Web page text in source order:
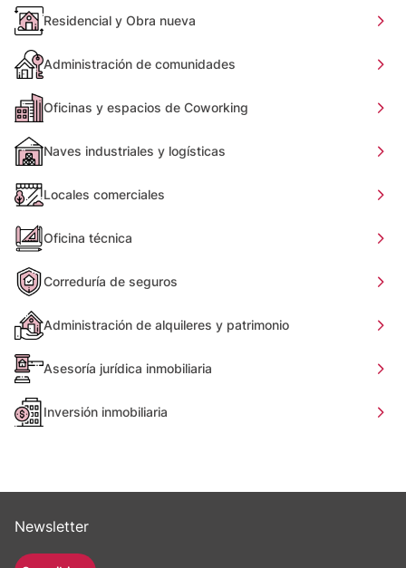
Residencial y Obra nueva
Administración de comunidades
Oficinas y espacios de Coworking
Naves industriales y logísticas
Locales comerciales
Oficina técnica
Correduría de seguros
Administración de alquileres y patrimonio
Asesoría jurídica inmobiliaria
Inversión inmobiliaria
Newsletter